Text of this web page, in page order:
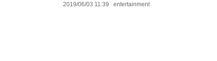
2019/06/03 11:39 entertainment